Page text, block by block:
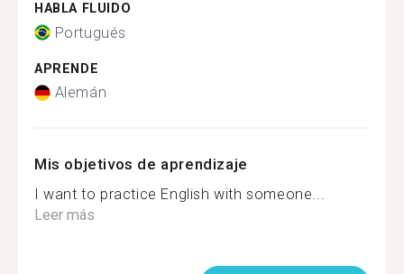
HABLA FLUIDO
Portugués
APRENDE
Alemán
Mis objetivos de aprendizaje
I want to practice English with someone...
Leer más